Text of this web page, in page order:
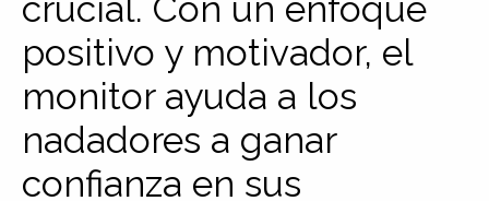
crucial. Con un enfoque
positivo y motivador, el
monitor ayuda a los
nadadores a ganar
confianza en sus